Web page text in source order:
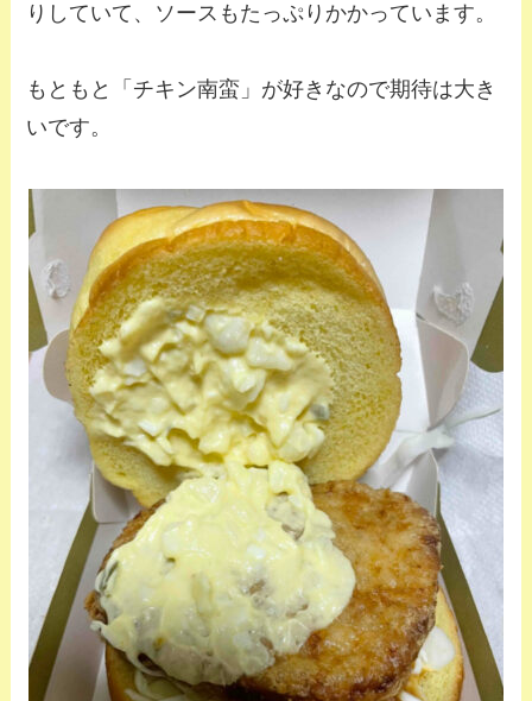
りしていて、ソースもたっぷりかかっています。
もともと「チキン南蛮」が好きなので期待は大き
いです。